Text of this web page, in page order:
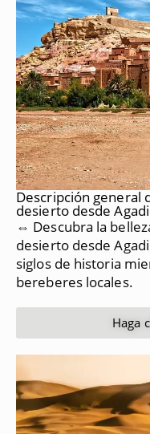
Descripción general
desierto desde
⇔ Descubra la
desierto desde
siglos de historia
bereberes locales.
Haga